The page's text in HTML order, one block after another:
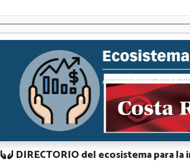
DIRECTORIO del ecosistema para